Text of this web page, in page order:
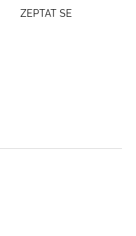
ZEPTAT SE